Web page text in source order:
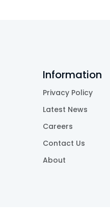
Information
Privacy Policy
Latest News
Careers
Contact Us
About